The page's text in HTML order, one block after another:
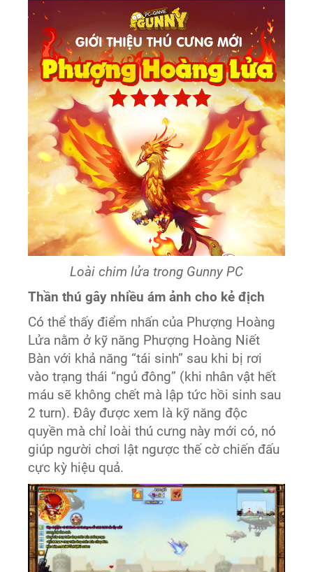
Loài chim lửa trong Gunny PC
Thần thú gây nhiều ám ảnh cho kẻ địch
Có thể thấy điểm nhấn của Phượng Hoàng
Lửa nằm ở kỹ năng Phượng Hoàng Niết
Bàn với khả năng “tái sinh” sau khi bị rơi
vào trạng thái “ngủ đông” (khi nhân vật hết
máu sẽ không chết mà lập tức hồi sinh sau
2 turn). Đây được xem là kỹ năng độc
quyền mà chỉ loài thú cưng này mới có, nó
giúp người chơi lật ngược thế cờ chiến đấu
cực kỳ hiệu quả.